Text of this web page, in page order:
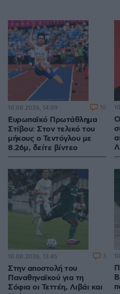
Ευρωπαϊκό Πρωτάθλημα
Στίβου: Στον τελικό του
μήκους ο Τεντόγλου με
8.26μ, δείτε βίντεο
10.08.2026, 14:09 10
Στην αποστολή του
Παναθηναϊκού για τη
Σόφια οι Τεττέη, Λιβάι και
10.08.2026, 13:45 3